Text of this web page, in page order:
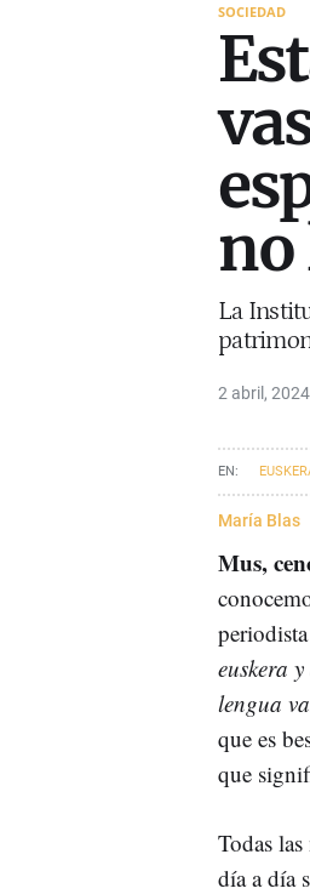
SOCIEDAD
no
La
2 abril, 2024
María Blas
Mus,
euskera
lengua
que es
que
Todas
día a día